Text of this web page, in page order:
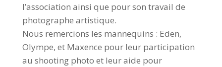
l’association ainsi que pour son travail de
photographe artistique.
Nous remercions les mannequins : Eden,
Olympe, et Maxence pour leur participation
au shooting photo et leur aide pour